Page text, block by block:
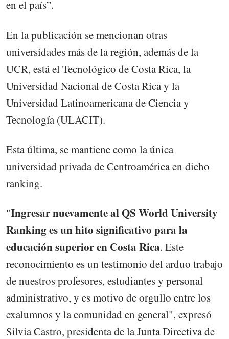
en el país”.
En la publicación se mencionan otras
universidades más de la región, además de la
UCR, está el Tecnológico de Costa Rica, la
Universidad Nacional de Costa Rica y la
Universidad Latinoamericana de Ciencia y
Tecnología (ULACIT).
Esta última, se mantiene como la única
universidad privada de Centroamérica en dicho
ranking.
"Ingresar nuevamente al QS World University
Ranking es un hito significativo para la
educación superior en Costa Rica. Este
reconocimiento es un testimonio del arduo trabajo
de nuestros profesores, estudiantes y personal
administrativo, y es motivo de orgullo entre los
exalumnos y la comunidad en general", expresó
Silvia Castro, presidenta de la Junta Directiva de